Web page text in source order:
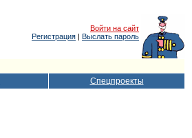
Войти на сайт
Регистрация | Выслать пароль
Спецпроекты